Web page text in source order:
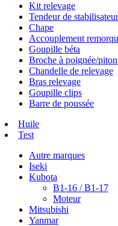
Kit relevage
Tendeur de
Chape
Accouplement
Goupille béta
Broche à poignée/
Chandelle de relevage
Bras relevage
Goupille clips
Barre de poussée
Huile
Test
Autre marques
Iseki
Kubota
B1-16 / B1-17
Moteur
Mitsubishi
Yanmar